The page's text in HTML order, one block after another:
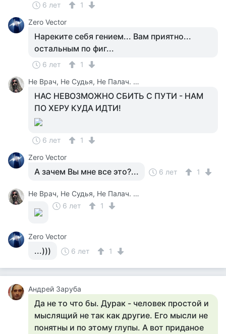
6 лет
1
Zero Vector
Нареките себя гением... Вам приятно...
остальным по фиг...
6 лет
1
Не Врач, Не Судья, Не Палач. Веселюсь И Дурачусь
НАС НЕВОЗМОЖНО СБИТЬ С ПУТИ - НАМ
ПО ХЕРУ КУДА ИДТИ!
6 лет
1
Zero Vector
А зачем Вы мне все это?... 6 лет 1
Не Врач, Не Судья, Не Палач. Веселюсь И Дурачусь
6 лет
1
Zero Vector
...))) 6 лет 1
Андрей Заруба
Да не то что бы. Дурак - человек простой и
мыслящий не так как другие. Его мысли не
понятны и по этому глупы. А вот приданое